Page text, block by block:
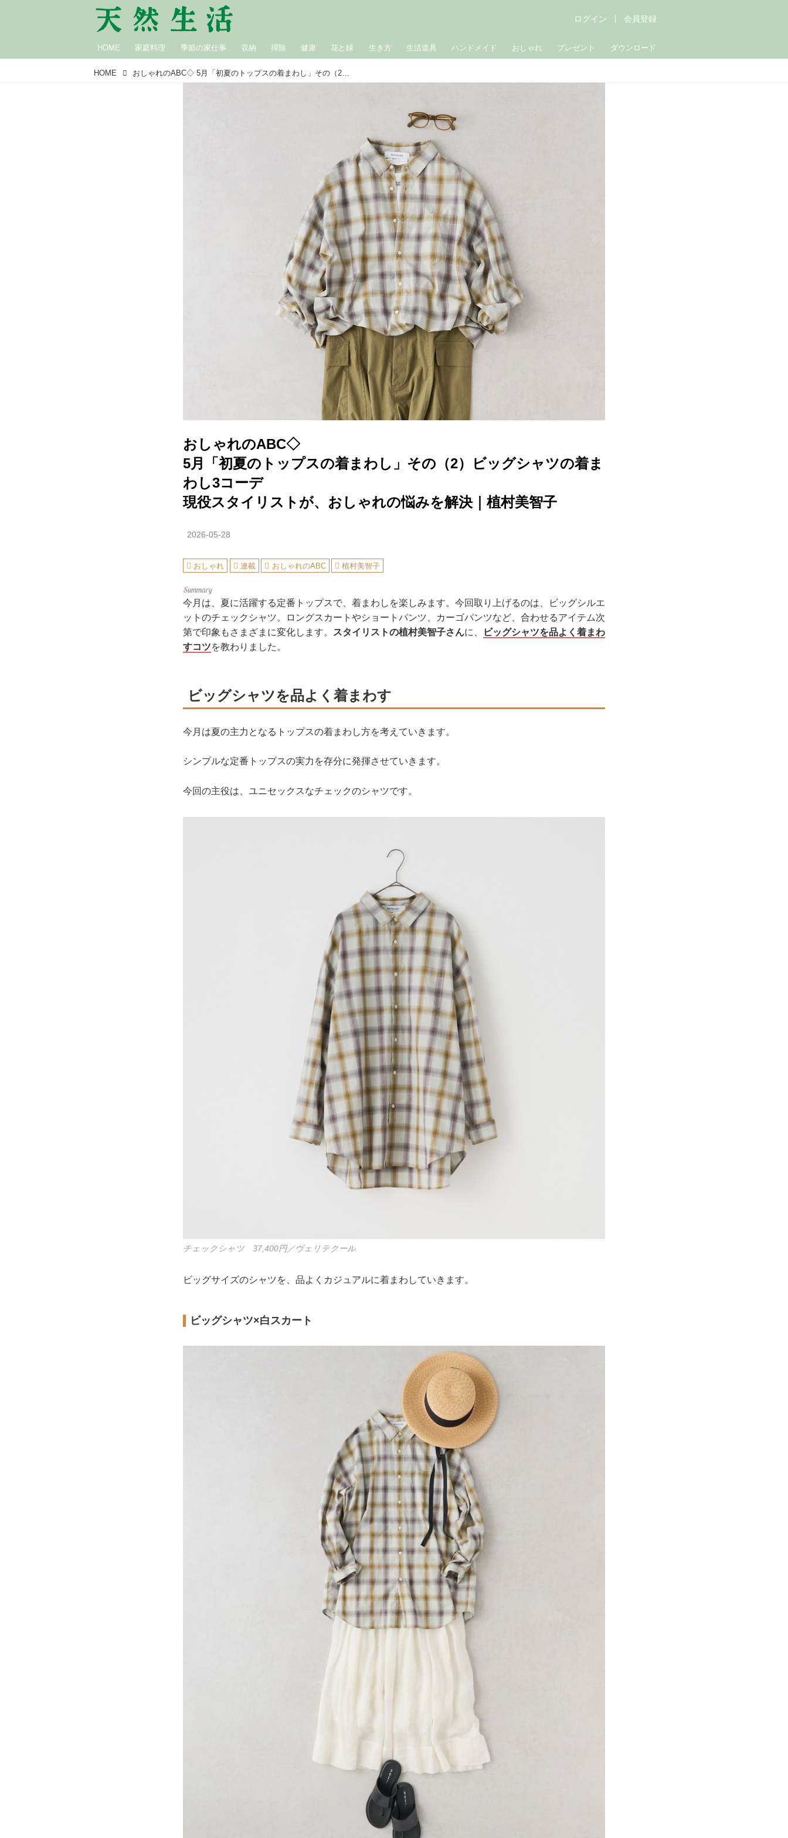
HOME 家庭料理 季節の家仕事 収納 掃除 健康 花と緑 生き方 生活道具 ハンドメイド おしゃれ プレゼント ダウンロード
ログイン 会員登録
HOME おしゃれのABC◇ 5月「初夏のトップスの着まわし」その（2）ビッグシャツの着まわし3コーデ 現役スタイリストが、おしゃれの悩みを解決｜植村美智子
おしゃれのABC◇
5月「初夏のトップスの着まわし」その（2）ビッグシャツの着ま
わし3コーデ
現役スタイリストが、おしゃれの悩みを解決｜植村美智子
2026-05-28
おしゃれ 連載 おしゃれのABC 植村美智子
今月は、夏に活躍する定番トップスで、着まわしを楽しみます。今回取り上げるのは、ビッグシルエ
ットのチェックシャツ。ロングスカートやショートパンツ、カーゴパンツなど、合わせるアイテム次
第で印象もさまざまに変化します。
スタイリストの植村美智子さんに、
ビッグシャツを品よく着まわ
すコツを教わりました。
ビッグシャツを品よく着まわす
今月は夏の主力となるトップスの着まわし方を考えていきます。
シンプルな定番トップスの実力を存分に発揮させていきます。
今回の主役は、ユニセックスなチェックのシャツです。
チェックシャツ 37,400円／ヴェリテクール
ビッグサイズのシャツを、品よくカジュアルに着まわしていきます。
ビッグシャツ×白スカート